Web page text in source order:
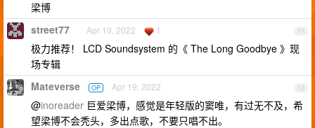
梁博
11
street77 Apr 19, 2022 1
极力推荐！ LCD Soundsystem 的《 The Long Goodbye 》现
场专辑
12
Mateverse OP Apr 19, 2022
@inoreader 巨爱梁博，感觉是年轻版的窦唯，有过无不及，希
望梁博不会秃头，多出点歌，不要只唱不出。